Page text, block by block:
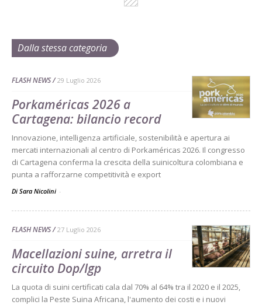
Dalla stessa categoria
FLASH NEWS 29 Luglio 2026
Porkaméricas 2026 a
Cartagena: bilancio record
Innovazione, intelligenza artificiale, sostenibilità e apertura ai
mercati internazionali al centro di Porkaméricas 2026. Il congresso
di Cartagena conferma la crescita della suinicoltura colombiana e
punta a rafforzarne competitività e export
Di Sara Nicolini -
FLASH NEWS 27 Luglio 2026
Macellazioni suine, arretra il
circuito Dop/Igp
La quota di suini certificati cala dal 70% al 64% tra il 2020 e il 2025,
complici la Peste Suina Africana, l'aumento dei costi e i nuovi